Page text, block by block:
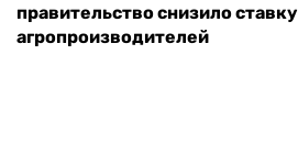
правительство снизило
агропроизводителей